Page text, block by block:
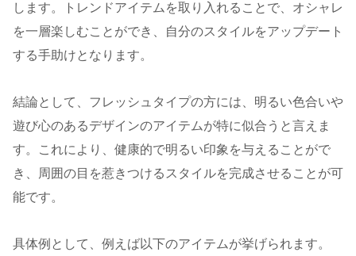
します。トレンドアイテムを取り入れることで、オシャレ
を一層楽しむことができ、自分のスタイルをアップデート
する手助けとなります。
結論として、フレッシュタイプの方には、明るい色合いや
遊び心のあるデザインのアイテムが特に似合うと言えま
す。これにより、健康的で明るい印象を与えることがで
き、周囲の目を惹きつけるスタイルを完成させることが可
能です。
具体例として、例えば以下のアイテムが挙げられます。